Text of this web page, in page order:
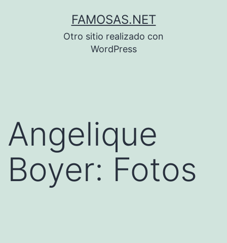
FAMOSAS.NET
Otro sitio realizado con
WordPress
Angelique
Boyer: Fotos